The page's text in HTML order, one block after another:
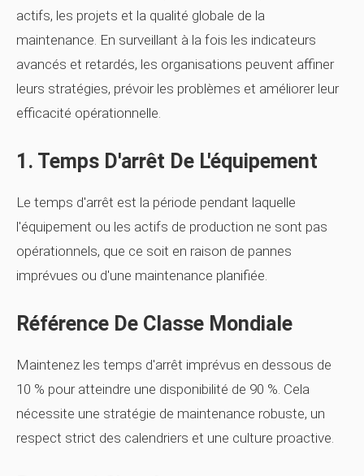
actifs, les projets et la qualité globale de la
maintenance. En surveillant à la fois les indicateurs
avancés et retardés, les organisations peuvent affiner
leurs stratégies, prévoir les problèmes et améliorer leur
efficacité opérationnelle.
1. Temps D'arrêt De L'équipement
Le temps d'arrêt est la période pendant laquelle
l'équipement ou les actifs de production ne sont pas
opérationnels, que ce soit en raison de pannes
imprévues ou d'une maintenance planifiée.
Référence De Classe Mondiale
Maintenez les temps d'arrêt imprévus en dessous de
10 % pour atteindre une disponibilité de 90 %. Cela
nécessite une stratégie de maintenance robuste, un
respect strict des calendriers et une culture proactive.